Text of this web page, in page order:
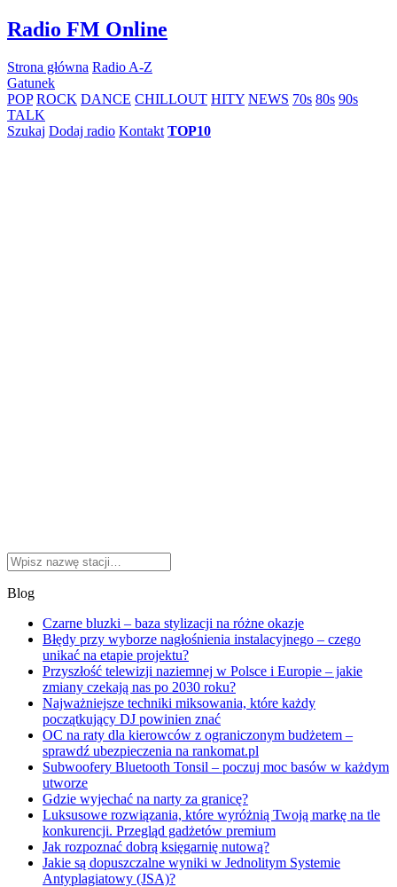
Skip
to
Radio FM Online
Strona główna Radio A-Z
Gatunek
POP ROCK DANCE CHILLOUT HITY NEWS 70s 80s 90s
TALK
Szukaj Dodaj radio Kontakt TOP10
Blog
Czarne bluzki – baza stylizacji na różne okazje
Błędy przy wyborze nagłośnienia instalacyjnego – czego
unikać na etapie projektu?
Przyszłość telewizji naziemnej w Polsce i Europie – jakie
zmiany czekają nas po 2030 roku?
Najważniejsze techniki miksowania, które każdy
początkujący DJ powinien znać
OC na raty dla kierowców z ograniczonym budżetem –
sprawdź ubezpieczenia na rankomat.pl
Subwoofery Bluetooth Tonsil – poczuj moc basów w każdym
utworze
Gdzie wyjechać na narty za granicę?
Luksusowe rozwiązania, które wyróżnią Twoją markę na tle
konkurencji. Przegląd gadżetów premium
​Jak rozpoznać dobrą księgarnię nutową?
Jakie są dopuszczalne wyniki w Jednolitym Systemie
Antyplagiatowy (JSA)?